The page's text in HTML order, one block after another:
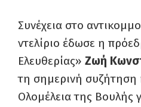
Συνέχεια στο
ντελίριο έδωσε η
Ελευθερίας» Ζωή
τη σημερινή
Ολομέλεια της Βουλής